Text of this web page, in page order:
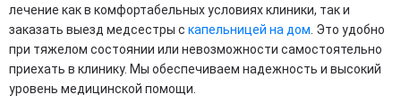
лечение как в комфортабельных условиях клиники, так и
заказать выезд медсестры с капельницей на дом. Это удобно
при тяжелом состоянии или невозможности самостоятельно
приехать в клинику. Мы обеспечиваем надежность и высокий
уровень медицинской помощи.